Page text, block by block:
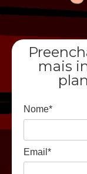
mais
Nome*
Email*